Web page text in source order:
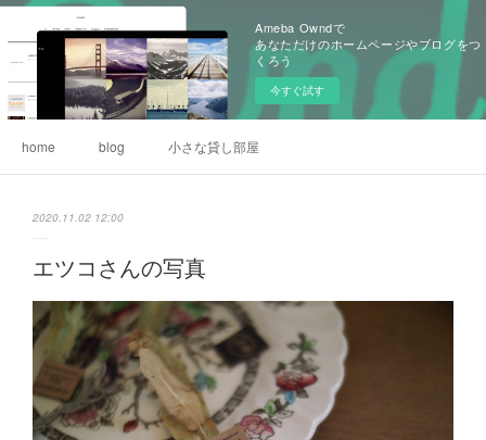
Ameba Owndで
あなただけのホームページやブログをつ
くろう
今すぐ試す
home blog 小さな貸し部屋
2020.11.02 12:00
エツコさんの写真